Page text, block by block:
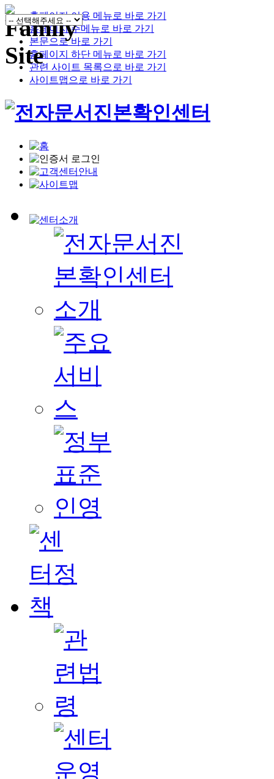
홈페이지 이용 메뉴로 바로 가기
홈페이지 주메뉴로 바로 가기
본문으로 바로 가기
홈페이지 하단 메뉴로 바로 가기
관련 사이트 목록으로 바로 가기
사이트맵으로 바로 가기